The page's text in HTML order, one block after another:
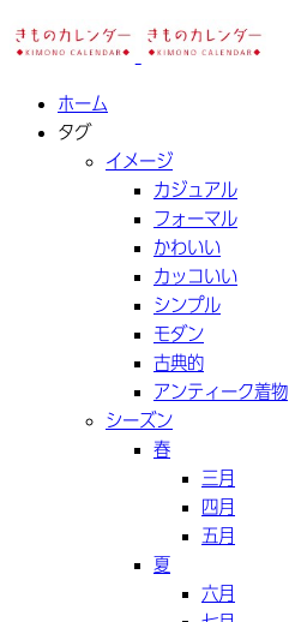
ホーム
タグ
イメージ
カジュアル
フォーマル
かわいい
カッコいい
シンプル
モダン
古典的
アンティーク着物
シーズン
春
三月
四月
五月
夏
六月